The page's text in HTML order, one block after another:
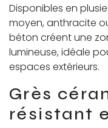
Disponibles en
moyen, anthracite
béton créent une
lumineuse, idéale
espaces extérieurs.
Grès
résistant